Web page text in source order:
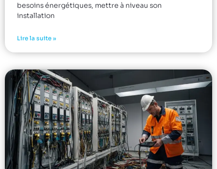
besoins énergétiques, mettre à niveau son
installation
Lire la suite »